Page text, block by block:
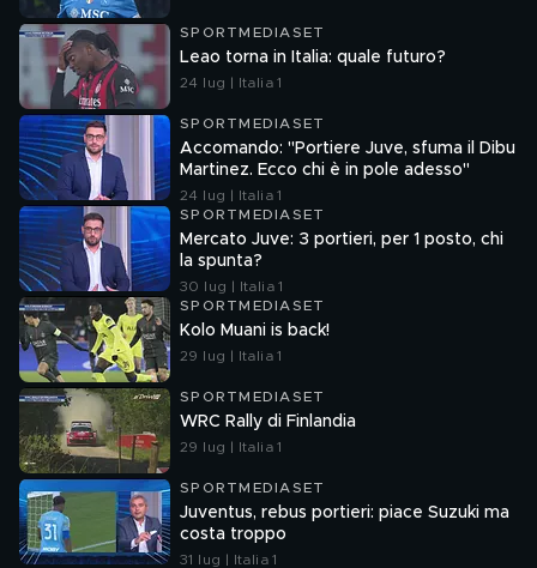
SPORTMEDIASET
Leao torna in Italia: quale futuro?
24 lug | Italia 1
SPORTMEDIASET
Accomando: "Portiere Juve, sfuma il Dibu
Martinez. Ecco chi è in pole adesso"
24 lug | Italia 1
SPORTMEDIASET
Mercato Juve: 3 portieri, per 1 posto, chi
la spunta?
30 lug | Italia 1
SPORTMEDIASET
Kolo Muani is back!
29 lug | Italia 1
SPORTMEDIASET
WRC Rally di Finlandia
29 lug | Italia 1
SPORTMEDIASET
Juventus, rebus portieri: piace Suzuki ma
costa troppo
31 lug | Italia 1